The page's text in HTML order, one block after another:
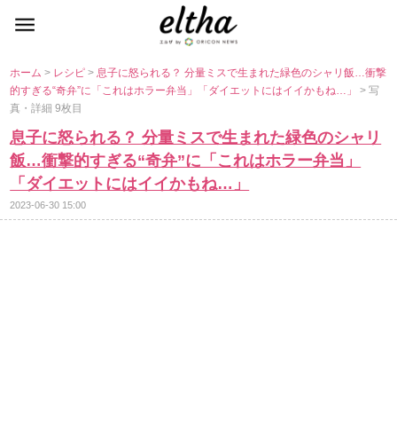
ホーム> レシピ>息子に怒られる？ 分量ミスで生まれた緑色のシャリ飯…衝撃
的すぎる“奇弁”に「これはホラー弁当」「ダイエットにはイイかもね…」> 写
真・詳細 9枚目
息子に怒られる？ 分量ミスで生まれた緑色のシャリ
飯…衝撃的すぎる“奇弁”に「これはホラー弁当」
「ダイエットにはイイかもね…」
2023-06-30 15:00